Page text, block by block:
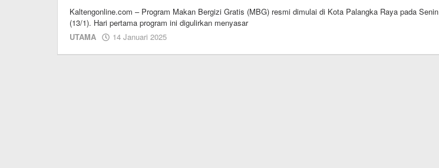
Kaltengonline.com – Program Makan Bergizi Gratis (MBG) resmi dimulai di Kota Palangka Raya pada Senin
(13/1). Hari pertama program ini digulirkan menyasar
UTAMA
14 Januari 2025